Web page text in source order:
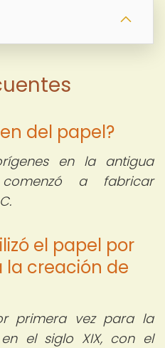
del papel?
en la antigua
a fabricar
el papel por
la creación de
primera vez para la
el siglo XIX, con el